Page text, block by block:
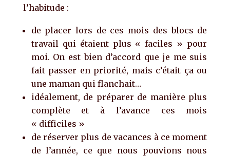
l’habitude :
de placer lors de ces mois des blocs de
travail qui étaient plus « faciles » pour
moi. On est bien d’accord que je me suis
fait passer en priorité, mais c’était ça ou
une maman qui flanchait…
idéalement, de préparer de manière plus
complète et à l’avance ces mois
« difficiles »
de réserver plus de vacances à ce moment
de l’année, ce que nous pouvions nous